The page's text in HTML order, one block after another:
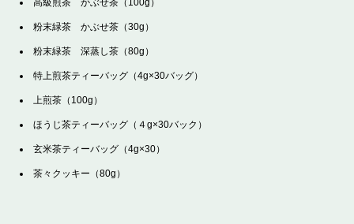
粉末緑茶 かぶせ茶（30g）
粉末緑茶 深蒸し茶（80g）
特上煎茶ティーバッグ（4g×30バッグ）
上煎茶（100g）
ほうじ茶ティーバッグ（４g×30バック）
玄米茶ティーバッグ（4g×30）
茶々クッキー（80g）